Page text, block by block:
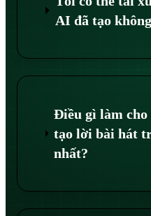
AI đã tạo
Điều gì làm cho
tạo lời bài hát
nhất?